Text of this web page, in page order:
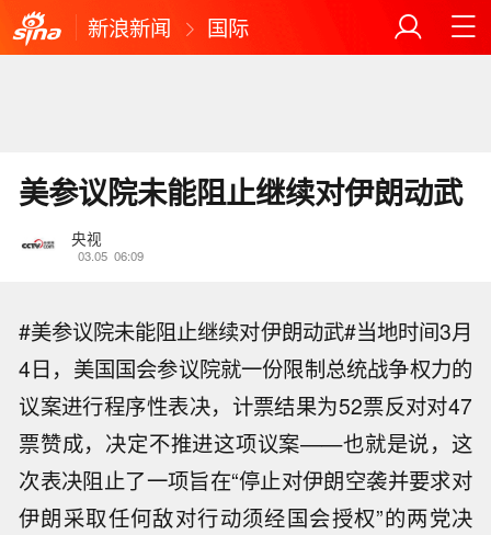
新浪新闻 国际
美参议院未能阻止继续对伊朗动武
央视
03.05 06:09
#美参议院未能阻止继续对伊朗动武#当地时间3月
4日，美国国会参议院就一份限制总统战争权力的
议案进行程序性表决，计票结果为52票反对对47
票赞成，决定不推进这项议案——也就是说，这
次表决阻止了一项旨在“停止对伊朗空袭并要求对
伊朗采取任何敌对行动须经国会授权”的两党决